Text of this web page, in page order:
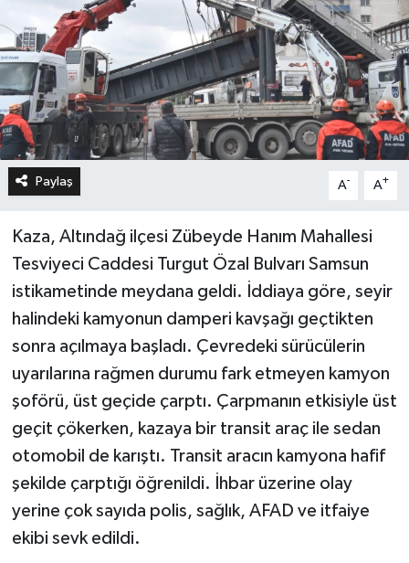
Paylaş A- A+
Kaza, Altındağ ilçesi Zübeyde Hanım Mahallesi
Tesviyeci Caddesi Turgut Özal Bulvarı Samsun
istikametinde meydana geldi. İddiaya göre, seyir
halindeki kamyonun damperi kavşağı geçtikten
sonra açılmaya başladı. Çevredeki sürücülerin
uyarılarına rağmen durumu fark etmeyen kamyon
şoförü, üst geçide çarptı. Çarpmanın etkisiyle üst
geçit çökerken, kazaya bir transit araç ile sedan
otomobil de karıştı. Transit aracın kamyona hafif
şekilde çarptığı öğrenildi. İhbar üzerine olay
yerine çok sayıda polis, sağlık, AFAD ve itfaiye
ekibi sevk edildi.